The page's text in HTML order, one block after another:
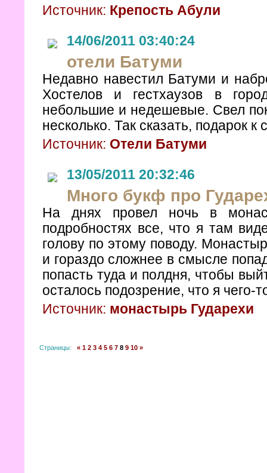
Источник: Крепость Абули
14/06/2011 03:40:24
отели Батуми
Недавно навестил Батуми и
Хостелов и гестхаузов в
небольшие и недешевые. Свел
несколько. Так сказать, подарок к
Источник: Отели Батуми
13/05/2011 20:32:46
Много букф про
На днях провел ночь в
подробностях все, что я там
голову по этому поводу.
и гораздо сложнее в смысле
попасть туда и полдня, чтобы
осталось подозрение, что я чего-
Источник: монастырь Гударехи
Страницы: « 1 2 3 4 5 6 7 8 9 10 »